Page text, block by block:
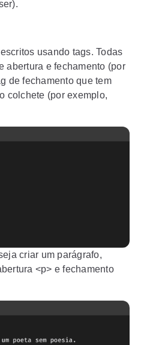
usando tags. Todas
abertura e fechamento (por
de fechamento que tem
colchete (por exemplo,
criar um parágrafo,
<p> e fechamento